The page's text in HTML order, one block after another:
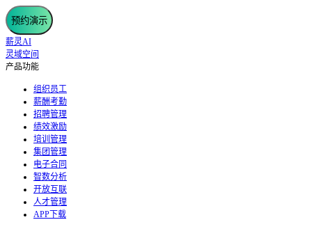
预约演示
薪灵AI
灵域空间
产品功能
组织员工
薪酬考勤
招聘管理
绩效激励
培训管理
集团管理
电子合同
智数分析
开放互联
人才管理
APP下载